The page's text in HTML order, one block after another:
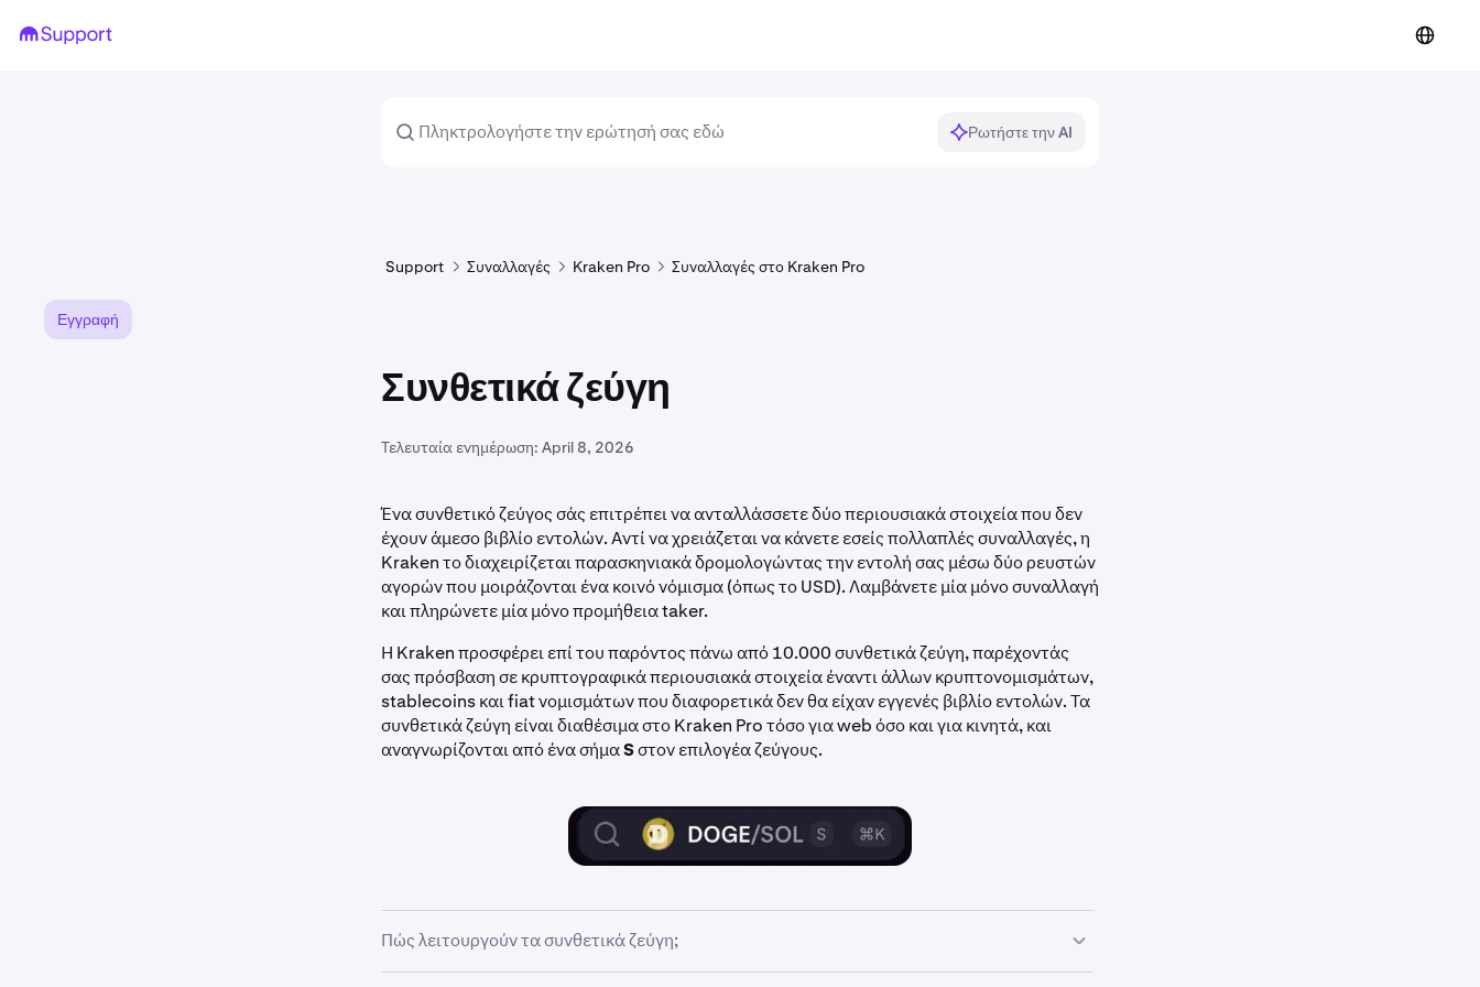
Ρωτήστε την AI
Support Συναλλαγές Kraken Pro Συναλλαγές στο Kraken Pro
Συνθετικά ζεύγη
Τελευταία ενημέρωση: April 8, 2026
Ένα συνθετικό ζεύγος σάς επιτρέπει να ανταλλάσσετε δύο περιουσιακά στοιχεία που δεν
έχουν άμεσο βιβλίο εντολών. Αντί να χρειάζεται να κάνετε εσείς πολλαπλές συναλλαγές, η
Kraken το διαχειρίζεται παρασκηνιακά δρομολογώντας την εντολή σας μέσω δύο ρευστών
αγορών που μοιράζονται ένα κοινό νόμισμα (όπως το USD). Λαμβάνετε μία μόνο συναλλαγή
και πληρώνετε μία μόνο προμήθεια taker.
Η Kraken προσφέρει επί του παρόντος πάνω από 10.000 συνθετικά ζεύγη, παρέχοντάς
σας πρόσβαση σε κρυπτογραφικά περιουσιακά στοιχεία έναντι άλλων κρυπτονομισμάτων,
stablecoins και fiat νομισμάτων που διαφορετικά δεν θα είχαν εγγενές βιβλίο εντολών. Τα
συνθετικά ζεύγη είναι διαθέσιμα στο Kraken Pro τόσο για web όσο και για κινητά, και
αναγνωρίζονται από ένα σήμαSστον επιλογέα ζεύγους.
Πώς λειτουργούν τα συνθετικά ζεύγη;
Εγγραφή